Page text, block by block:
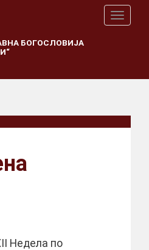
T
o
e
v
i
БОГОСЛОВИЈА
Недела по